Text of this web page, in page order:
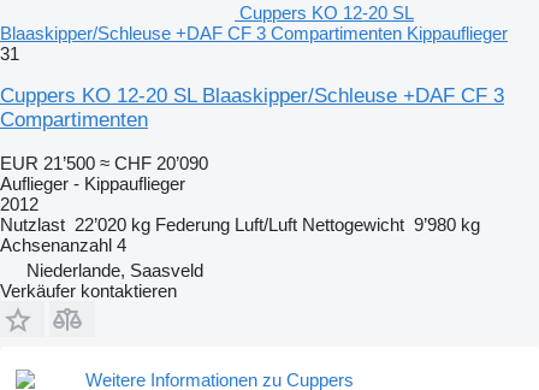
Cuppers KO 12-20 SL
Blaaskipper/Schleuse +DAF CF 3 Compartimenten Kippauflieger
31
Cuppers KO 12-20 SL Blaaskipper/Schleuse +DAF CF 3
Compartimenten
EUR 21’500 ≈ CHF 20’090
Auflieger - Kippauflieger
2012
Nutzlast 22’020 kg Federung Luft/Luft Nettogewicht 9’980 kg
Achsenanzahl 4
Niederlande, Saasveld
Verkäufer kontaktieren
Weitere Informationen zu Cuppers